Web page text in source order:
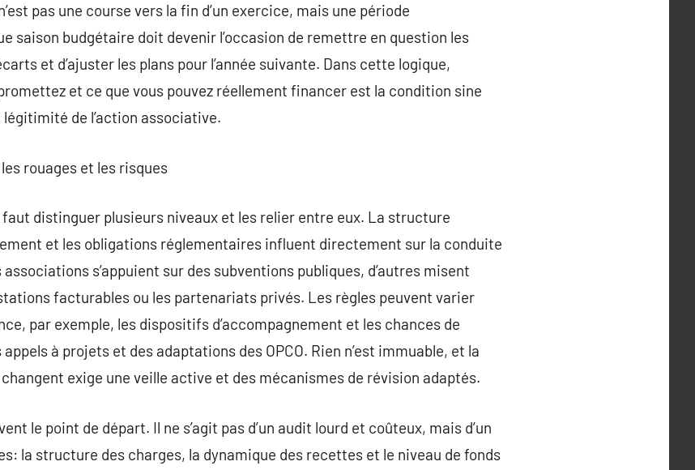
pas une course vers la fin d’un exercice, mais une période
saison budgétaire doit devenir l’occasion de remettre en question les
et d’ajuster les plans pour l’année suivante. Dans cette logique,
et ce que vous pouvez réellement financer est la condition sine
de l’action associative.
rouages et les risques
faut distinguer plusieurs niveaux et les relier entre eux. La structure
et les obligations réglementaires influent directement sur la conduite
s’appuient sur des subventions publiques, d’autres misent
facturables ou les partenariats privés. Les règles peuvent varier
par exemple, les dispositifs d’accompagnement et les chances de
à projets et des adaptations des OPCO. Rien n’est immuable, et la
exige une veille active et des mécanismes de révision adaptés.
le point de départ. Il ne s’agit pas d’un audit lourd et coûteux, mais d’un
la structure des charges, la dynamique des recettes et le niveau de fonds